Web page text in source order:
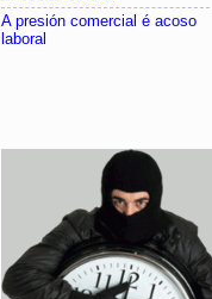
A presión comercial é acoso
laboral